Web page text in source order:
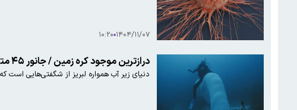
۱۴۰۴/۱۱/۰۷ ۱۰:۲۰
درازترین موجود کره زمین / جانور ۴۵ متری که شاید چیزی درباره‌اش نشنیده‌اید
دنیای زیر آب همواره لبریز از شگفتی‌هایی است